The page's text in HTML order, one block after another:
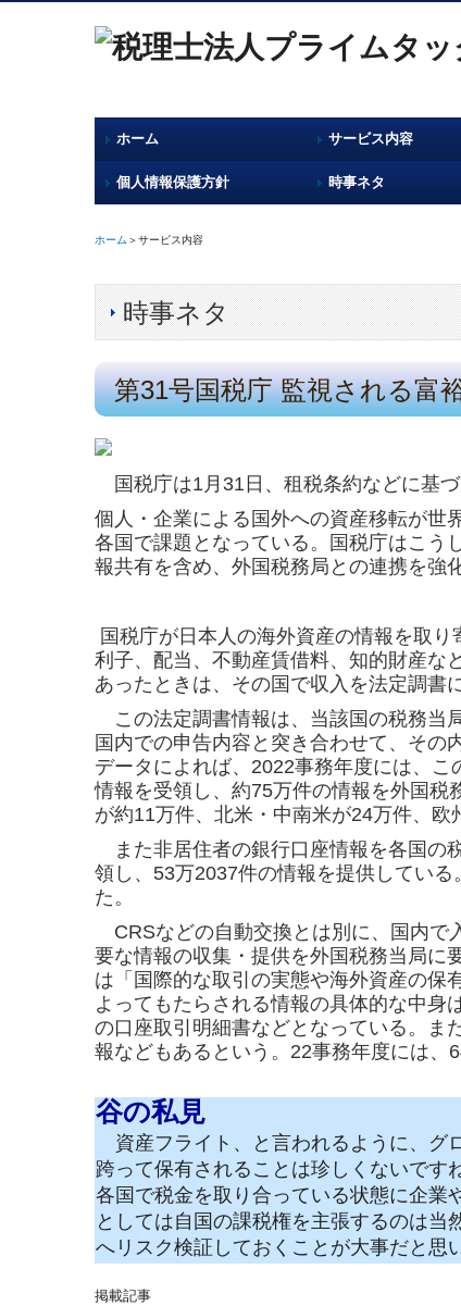
ホーム サービス内容
個人情報保護方針 時事ネタ
ホーム ＞サービス内容
時事ネタ
第31号国税庁 監視される富
国税庁は1月31日、租税条約などに基
個人・企業による国外への資産移転が世
各国で課題となっている。国税庁はこう
報共有を含め、 外国税務局との連携を強
国税庁が日本人の海外資産の情報を取
利子、配当、不動産賃借料、知的財産な
あったときは、その国で収入を法定調書
この法定調書情報は、当該国の税務当
国内での申告内容と突き合わせて、その
データによれば、2022事務年度には、
情報を受領し、約75万件の情報を外国税
が約11万件、北米・中南米が24万件、欧
また非居住者の銀行口座情報を各国の
領し、53万2037件の情報を提供してい
た。
CRSなどの自動交換とは別に、国内で
要な情報の収集・提供を外国税務当局に
は「国際的な取引の実態や海外資産の保
よってもたらされる情報の具体的な中身
の口座取引明細書などとなっている。ま
報なども あるという。22事務年度には、
谷の私見
資産フライト、と言われるように、グ
跨って保有されることは珍しくないです
各国で税金を取り合っている状態に企業
としては自国の課税権を主張するのは
へリスク検証しておくことが大事だと思
掲載記事